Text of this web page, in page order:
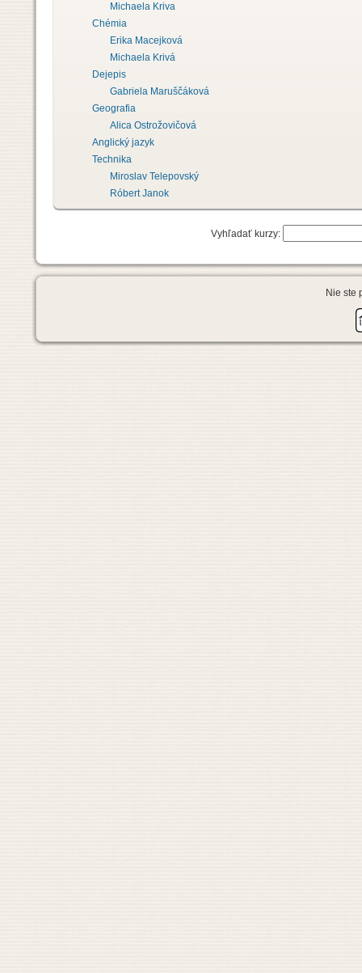
Michaela Kriva
Chémia
Erika Macejková
Michaela Krivá
Dejepis
Gabriela Maruščáková
Geografia
Alica Ostrožovičová
Anglický jazyk
Technika
Miroslav Telepovský
Róbert Janok
Vyhľadať kurzy:
Nie ste